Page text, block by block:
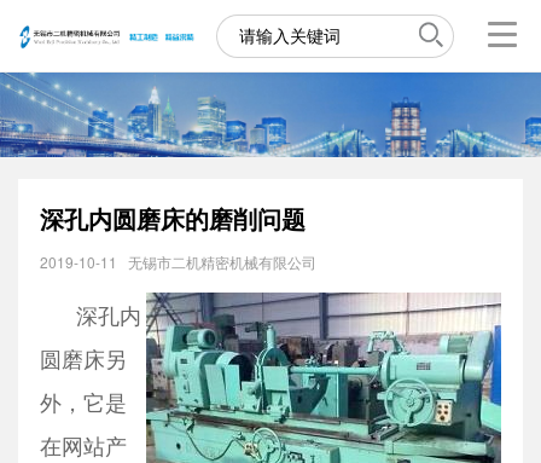
深孔内圆磨床的磨削问题
2019-10-11 无锡市二机精密机械有限公司
深孔内
圆磨床另
外，它是
在网站产